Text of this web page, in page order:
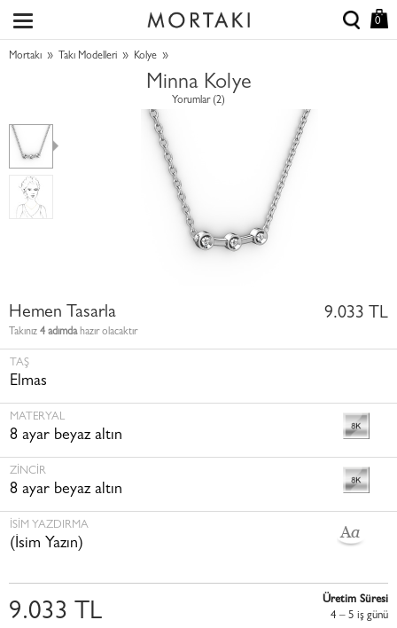
0
Mortakı » Takı Modelleri » Kolye »
Minna Kolye
Yorumlar (2)
Hemen Tasarla
Takınız 4 adımdahazır olacaktır
9.033 TL
TAŞ
Elmas
MATERYAL
8 ayar beyaz altın
ZINCIR
8 ayar beyaz altın
İSİM YAZDIRMA
(İsim Yazın)
9.033 TL
Üretim Süresi
4 – 5 i̇ş günü